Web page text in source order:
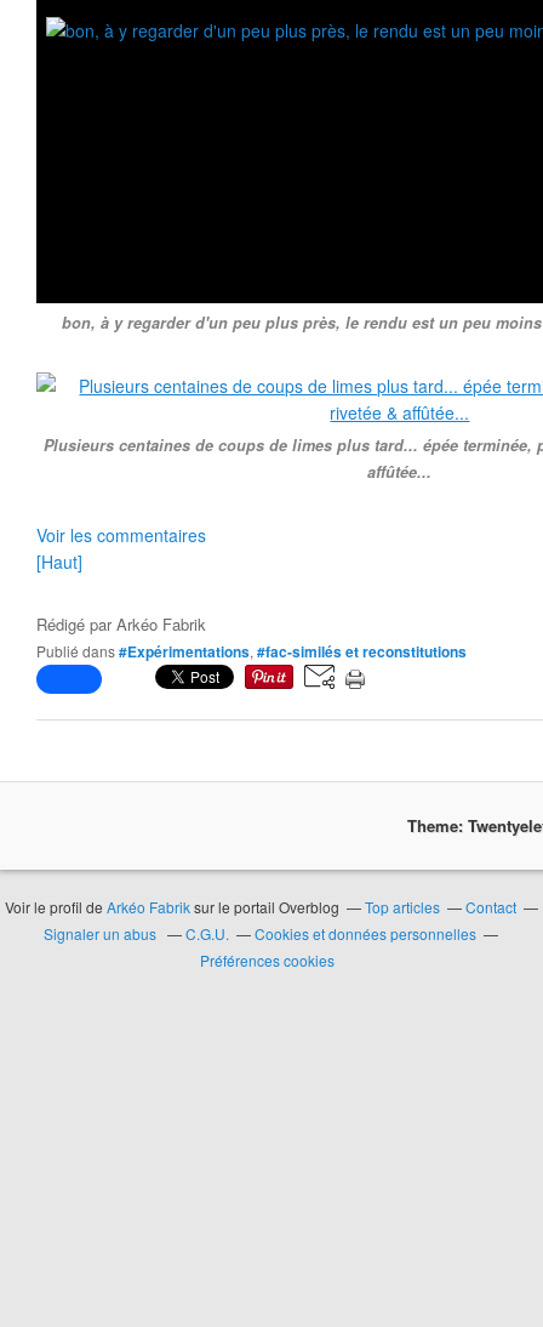
bon, à y regarder d'un peu plus près, le rendu est un peu
Plusieurs centaines de coups de limes plus tard... épée terminée,
affûtée...
Voir les commentaires
[Haut]
Rédigé parArkéo Fabrik
Publié dans#Expérimentations, #fac-similés et reconstitutions
Theme:
Voir le profil de Arkéo Fabriksur le portail Overblog Top articles
Contact
Signaler un abus
C.G.U.
Cookies et données personnelles
Préférences cookies